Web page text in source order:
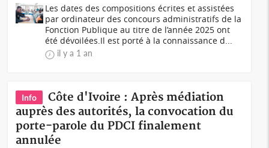
Les dates des compositions écrites et assistées
par ordinateur des concours administratifs de la
Fonction Publique au titre de l’année 2025 ont
été dévoilées.Il est porté à la connaissance d...
il y a 1 an
Info
Côte d'Ivoire : Après médiation
auprès des autorités, la convocation du
porte-parole du PDCI finalement
annulée